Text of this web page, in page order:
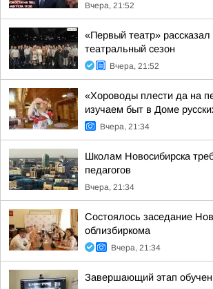
Вчера, 21:52
«Первый театр»
театральный сезон
Вчера, 21:52
«Хороводы плести да на
изучаем быт в Доме
Вчера, 21:34
Школам Новосибирска
педагогов
Вчера, 21:34
Состоялось заседание
облизбиркома
Вчера, 21:34
Завершающий этап